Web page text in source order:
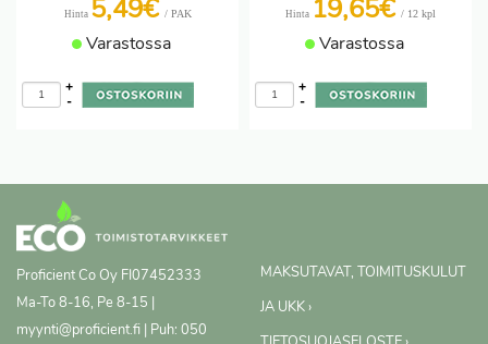
Hinta 5,49€ / PAK
Varastossa
-
+
Hinta 19,65€ / 12 kpl
Varastossa
-
+
Proficient Co Oy FI07452333
Ma-To 8-16, Pe 8-15 |
myynti@proficient.fi | Puh: 050
MAKSUTAVAT, TOIMITUSKULUT
JA UKK ›